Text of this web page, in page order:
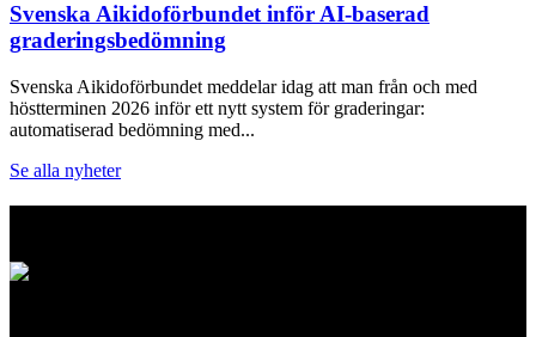
Svenska Aikidoförbundet inför AI-baserad
graderingsbedömning
Svenska Aikidoförbundet meddelar idag att man från och med
höstterminen 2026 inför ett nytt system för graderingar:
automatiserad bedömning med...
Se alla nyheter